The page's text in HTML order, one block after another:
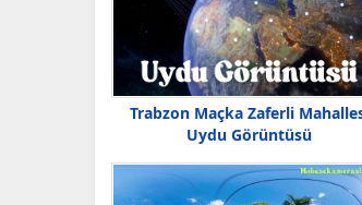
Trabzon Maçka Zaferli
Uydu Görüntüsü